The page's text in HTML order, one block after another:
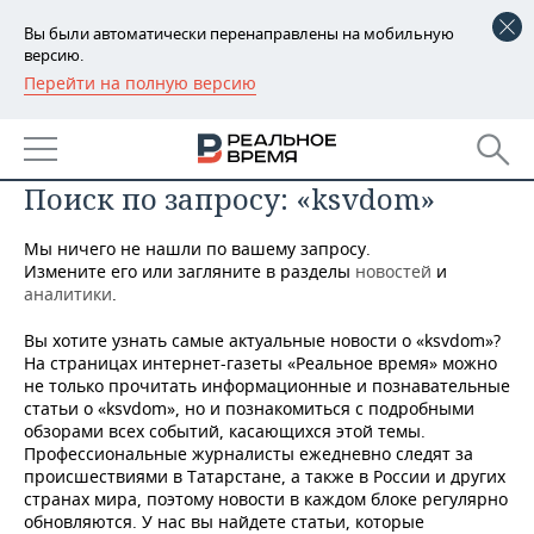
Вы были автоматически перенаправлены на мобильную
версию.
Перейти на полную версию
РЕГИОНЫ
БАШКОРТОСТАН
ТАТАРСТАН
УДМУРТИЯ
НОВОСТИ
АНАЛИТИКА
НОВОСТИ АНАЛИТИКИ
ДЕКЛАРАЦИИ О ДОХОДАХ
КОРОЛИ ГОСЗАКАЗА ПФО
ВУЗЫ ТАТАРСТАНА
КОМУ ПРИНАДЛЕЖАТ
ТОРГОВЫЕ ЦЕНТРЫ
ТАТАРСТАНА
ЭКОНОМИКА
НОВОСТИ ЭКОНОМИКИ
ФИНАНСЫ
БАНКИ
БЮДЖЕТ
ИНВЕСТИЦИИ
ПРОМЫШЛЕННОСТЬ
НОВОСТИ
ПРОМЫШЛЕННОСТИ
АГРОПРОМ
МАШИНОСТРОЕНИЕ
НЕДВИЖИМОСТЬ
НОВОСТИ НЕДВИЖИМОСТИ
АВТО
НОВОСТИ АВТО
БИЗНЕС
НОВОСТИ БИЗНЕСА
ТЕХНОЛОГИИ
Поиск по запросу: «ksvdom»
Мы ничего не нашли по вашему запросу.
Измените его или загляните в разделы новостей и
аналитики.
Вы хотите узнать самые актуальные новости о «ksvdom»?
На страницах интернет-газеты «Реальное время» можно
не только прочитать информационные и познавательные
статьи о «ksvdom», но и познакомиться с подробными
обзорами всех событий, касающихся этой темы.
Профессиональные журналисты ежедневно следят за
происшествиями в Татарстане, а также в России и других
странах мира, поэтому новости в каждом блоке регулярно
обновляются. У нас вы найдете статьи, которые